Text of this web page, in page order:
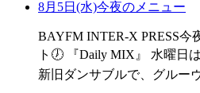
8月5日(水)今夜のメニュー
BAYFM INTER-X PRESS今
ト🕖 『Daily MIX』 水曜日
新旧ダンサブルで、グル